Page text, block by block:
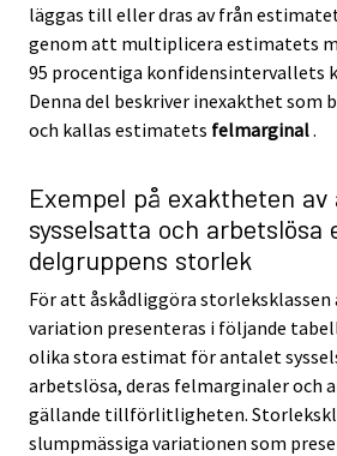
läggas till eller dras av från
genom att multiplicera estimatets
95 procentiga konfidensintervallets
Denna del beskriver inexakthet som
och kallas estimatets felmarginal.
Exempel på exaktheten av
sysselsatta och arbetslösa
delgruppens storlek
För att åskådliggöra storleksklassen
variation presenteras i följande
olika stora estimat för antalet
arbetslösa, deras felmarginaler och
gällande tillförlitligheten.
slumpmässiga variationen som